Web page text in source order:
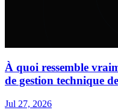
À quoi ressemble
de gestion technique
Jul 27, 2026